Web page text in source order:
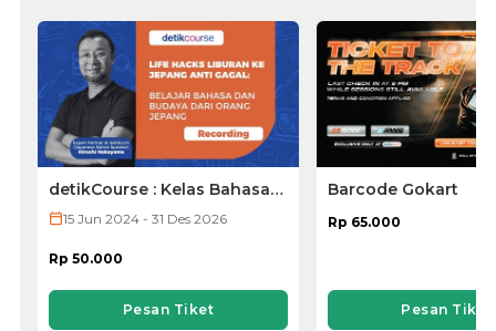
detikCourse : Kelas Bahasa
Jepang (VOD ONLY)
15 Jun 2024 - 31 Des 2026
Rp 50.000
Pesan Tiket
Barcode Gokart
Rp 65.000
Pesan Tiket